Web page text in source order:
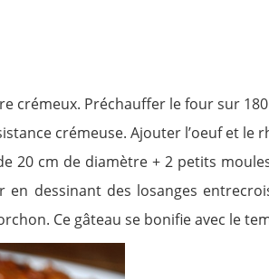
Préchauffer le four sur 180
crémeuse. Ajouter l’oeuf et le
20 cm de diamètre + 2 petits
dessinant des losanges
Ce gâteau se bonifie avec le